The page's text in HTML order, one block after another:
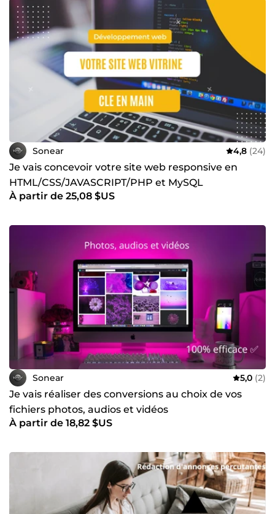
Sonear 4,8 (24)
Je vais concevoir votre site web responsive en
HTML/CSS/JAVASCRIPT/PHP et MySQL
À partir de 25,08 $US
Sonear 5,0 (2)
Je vais réaliser des conversions au choix de vos
fichiers photos, audios et vidéos
À partir de 18,82 $US